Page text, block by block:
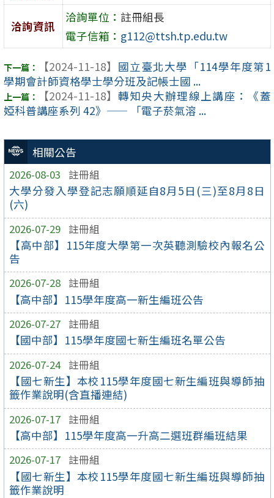
相關公告
2026-08-03 註冊組
大學分發入學登記志願順延自8月5日(三)至8月8日
(六)
2026-07-29 註冊組
【高中部】115年度大學第一次英聽測驗校內報名公
告
2026-07-28 註冊組
【高中部】115學年度高一新生編班公告
2026-07-27 註冊組
【國中部】115學年度國七新生編班名單公告
2026-07-24 註冊組
【國七新生】本校115學年度國七新生編班與導師抽
籤作業說明(含直播連結)
2026-07-17 註冊組
【高中部】115學年度高一升高二選班群編班結果
2026-07-17 註冊組
【國七新生】本校115學年度國七新生編班與導師抽
籤作業說明
洽詢資訊
洽詢單位： 註冊組長
電子信箱： g112@ttsh.tp.edu.tw
【2024-11-18】 國立臺北大學「114學年度第1
學期會計師資格學士學分班及記帳士國 ...
【2024-11-18】 轉知央大辦理線上講座：《蓋
婭科普講座系列 42》—— 「電子菸氣溶 ...